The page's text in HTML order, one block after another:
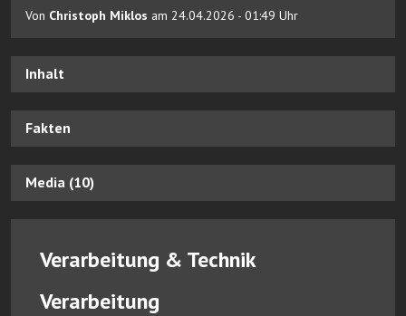
Von Christoph Miklos am 24.04.2026 - 01:49 Uhr
Inhalt
Fakten
Media (10)
Verarbeitung & Technik
Verarbeitung